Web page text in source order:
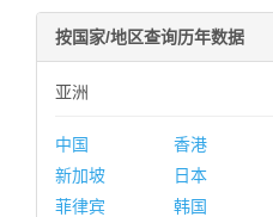
按国家/地区查询历年数据
亚洲
中国 香港
新加坡
日本
菲律宾
韩国